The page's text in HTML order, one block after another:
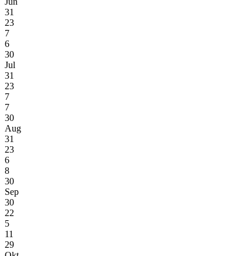
31
23
7
6
30
Jul
31
23
7
7
30
Aug
31
23
6
8
30
Sep
30
22
5
11
29